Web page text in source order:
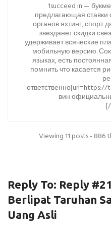
1succeed in —
предлагающая
органов яхтинг, спорт
звезданет скидки
удерживает всяческие
мобильную версию.
языках, есть
помнить что касается
ответственно[url=https://
вин
Viewing 11 posts -
Reply To: Reply
Berlipat Taruhan
Uang Asli